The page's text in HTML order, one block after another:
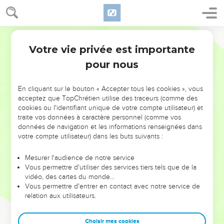
NE MANQUEZ PAS L’ÉVÉNEMENT
DE L’ANNÉE !
ET SI LEURS ERREURS POUVAIENT VOUS ÉVITER LES
VOTRES ?
leur foi ou leur vision. Mais on voit moins les doutes, les erreurs
et les saisons difficiles qu'ils ont traversés, alors même que ce
sont elles qui les ont façonnés.
Dans cette conférence, leaders, entrepreneurs, et responsables
clés pour avancer avec plus de sagesse afin que leurs erreurs
Votre vie privée est importante
pour nous
En cliquant sur le bouton « Accepter tous les cookies », vous
acceptez que TopChrétien utilise des traceurs (comme des
cookies ou l'identifiant unique de votre compte utilisateur) et
traite vos données à caractère personnel (comme vos
données de navigation et les informations renseignées dans
votre compte utilisateur) dans les buts suivants :
Mesurer l'audience de notre service
Vous permettre d'utiliser des services tiers tels que de la
vidéo, des cartes du monde…
Vous permettre d'entrer en contact avec notre service de
relation aux utilisateurs.
Choisir mes cookies